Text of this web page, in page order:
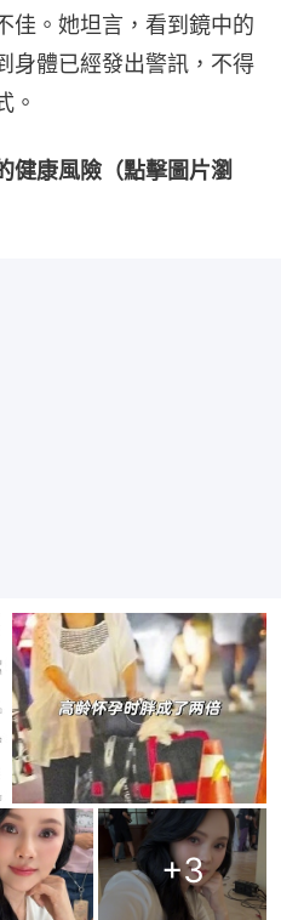
佳。她坦言，看到鏡中的
身體已經發出警訊，不得
。
健康風險（點擊圖片瀏
+3